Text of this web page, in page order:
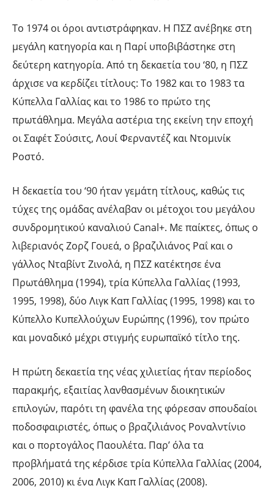
Το 1974 οι όροι αντιστράφηκαν. Η ΠΣΖ ανέβηκε στη
μεγάλη κατηγορία και η Παρί υποβιβάστηκε στη
δεύτερη κατηγορία. Από τη δεκαετία του ‘80, η ΠΣΖ
άρχισε να κερδίζει τίτλους: Το 1982 και το 1983 τα
Κύπελλα Γαλλίας και το 1986 το πρώτο της
πρωτάθλημα. Μεγάλα αστέρια της εκείνη την εποχή
οι Σαφέτ Σούσιτς, Λουί Φερναντέζ και Ντομινίκ
Ροστό.
Η δεκαετία του ‘90 ήταν γεμάτη τίτλους, καθώς τις
τύχες της ομάδας ανέλαβαν οι μέτοχοι του μεγάλου
συνδρομητικού καναλιού Canal+. Με παίκτες, όπως ο
λιβεριανός Ζορζ Γουεά, ο βραζιλιάνος Ραΐ και ο
γάλλος Νταβίντ Ζινολά, η ΠΣΖ κατέκτησε ένα
Πρωτάθλημα (1994), τρία Κύπελλα Γαλλίας (1993,
1995, 1998), δύο Λιγκ Καπ Γαλλίας (1995, 1998) και το
Κύπελλο Κυπελλούχων Ευρώπης (1996), τον πρώτο
και μοναδικό μέχρι στιγμής ευρωπαϊκό τίτλο της.
Η πρώτη δεκαετία της νέας χιλιετίας ήταν περίοδος
παρακμής, εξαιτίας λανθασμένων διοικητικών
επιλογών, παρότι τη φανέλα της φόρεσαν σπουδαίοι
ποδοσφαιριστές, όπως ο βραζιλιάνος Ροναλντίνιο
και ο πορτογάλος Παουλέτα. Παρ’ όλα τα
προβλήματά της κέρδισε τρία Κύπελλα Γαλλίας (2004,
2006, 2010) κι ένα Λιγκ Καπ Γαλλίας (2008).